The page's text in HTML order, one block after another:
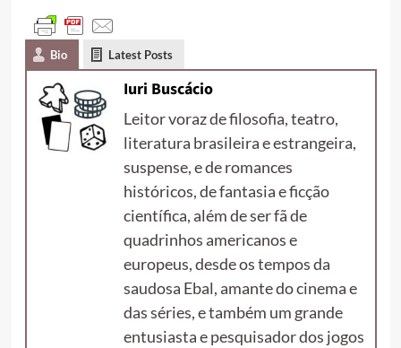
Bio Latest Posts
Iuri Buscácio
Leitor voraz de filosofia, teatro,
literatura brasileira e estrangeira,
suspense, e de romances
históricos, de fantasia e ficção
científica, além de ser fã de
quadrinhos americanos e
europeus, desde os tempos da
saudosa Ebal, amante do cinema e
das séries, e também um grande
entusiasta e pesquisador dos jogos